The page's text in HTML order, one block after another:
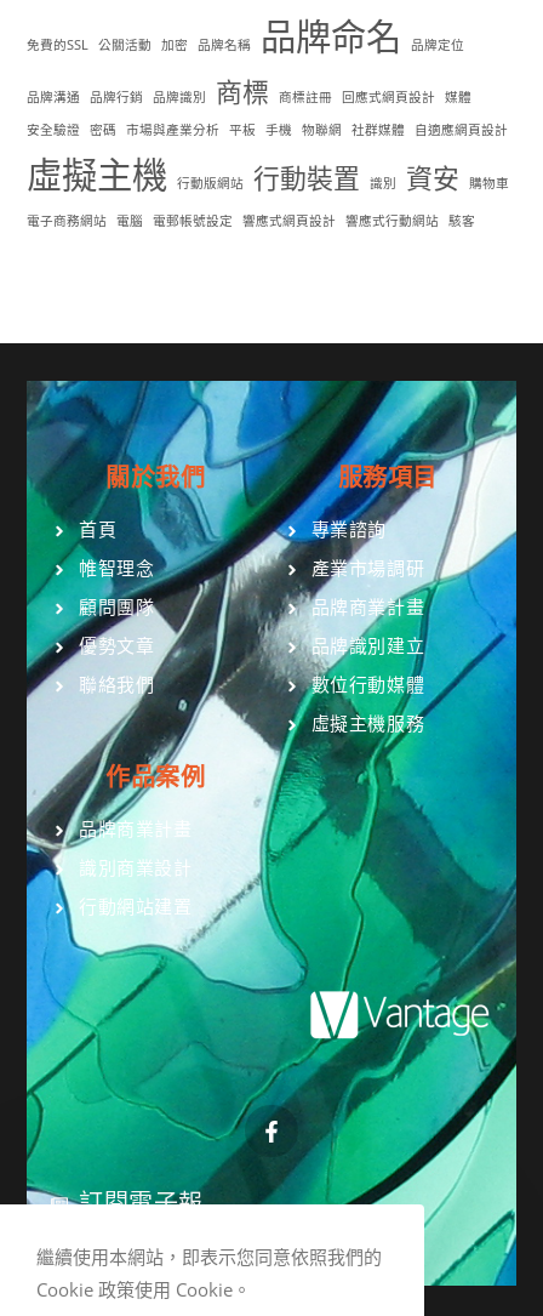
免費的SSL 公關活動 加密 品牌名稱 品牌命名 品牌定位
品牌溝通 品牌行銷 品牌識別 商標 商標註冊 回應式網頁設計
媒體
安全驗證
密碼 市場與產業分析 平板 手機 物聯網 社群媒體 自適應網頁設計
虛擬主機 行動版網站 行動裝置 識別 資安 購物車
電子商務網站 電腦 電郵帳號設定 響應式網頁設計 響應式行動網站 駭客
關於我們
首頁
帷智理念
顧問團隊
優勢文章
聯絡我們
服務項目
專業諮詢
產業市場調研
品牌商業計畫
品牌識別建立
數位行動媒體
虛擬主機服務
作品案例
品牌商業計畫
識別商業設計
行動網站建置
訂閱電子報
繼續使用本網站，即表示您同意依照我們的
Cookie 政策使用 Cookie。